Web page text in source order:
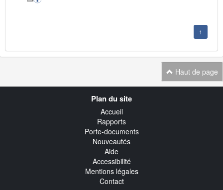
1
Haut de page
Plan du site
Accueil
Rapports
Porte-documents
Nouveautés
Aide
Accessibilité
Mentions légales
Contact